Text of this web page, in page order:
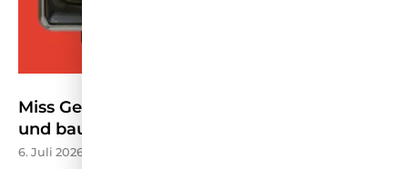
Miss Germany stellt Wettbewerb neu auf
und baut TV-Präsenz aus – HORIZONT
6. Juli 2026